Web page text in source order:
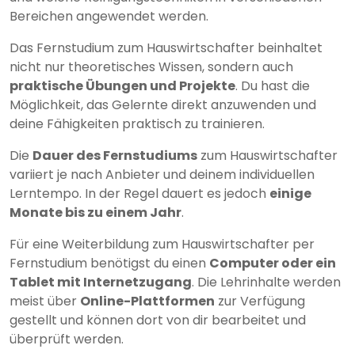
Bereichen angewendet werden.
Das Fernstudium zum Hauswirtschafter beinhaltet
nicht nur theoretisches Wissen, sondern auch
praktische Übungen und Projekte. Du hast die
Möglichkeit, das Gelernte direkt anzuwenden und
deine Fähigkeiten praktisch zu trainieren.
Die Dauer des Fernstudiums zum Hauswirtschafter
variiert je nach Anbieter und deinem individuellen
Lerntempo. In der Regel dauert es jedoch einige
Monate bis zu einem Jahr.
Für eine Weiterbildung zum Hauswirtschafter per
Fernstudium benötigst du einen Computer oder ein
Tablet mit Internetzugang. Die Lehrinhalte werden
meist über Online-Plattformen zur Verfügung
gestellt und können dort von dir bearbeitet und
überprüft werden.